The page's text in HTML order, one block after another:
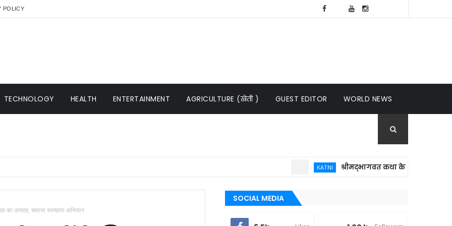
POLICY
TECHNOLOGY HEALTH ENTERTAINMENT AGRICULTURE (खेती ) GUEST EDITOR WORLD NEWS
श्रीमद्भागवत कथा केवल धार्मिक आयोजन
का उत्साह, चलाया स्वच्छता अभियान
SOCIAL MEDIA